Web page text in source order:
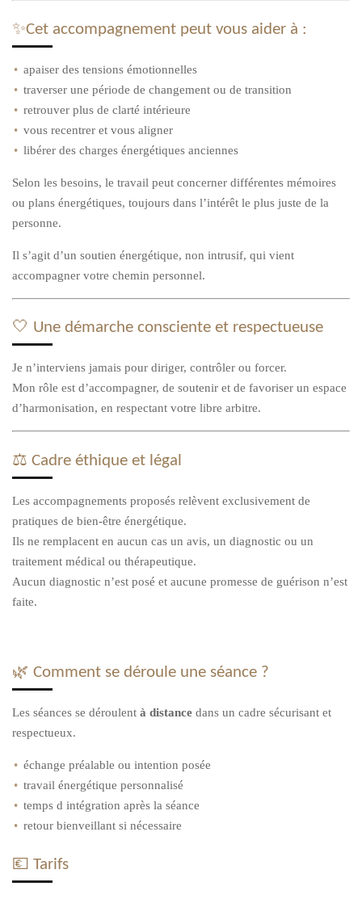
✨Cet accompagnement peut vous aider à :
apaiser des tensions émotionnelles
traverser une période de changement ou de transition
retrouver plus de clarté intérieure
vous recentrer et vous aligner
libérer des charges énergétiques anciennes
Selon les besoins, le travail peut concerner différentes mémoires
ou plans énergétiques, toujours dans l’intérêt le plus juste de la
personne.
Il s’agit d’un soutien énergétique, non intrusif, qui vient
accompagner votre chemin personnel.
🤍 Une démarche consciente et respectueuse
Je n’interviens jamais pour diriger, contrôler ou forcer.
Mon rôle est d’accompagner, de soutenir et de favoriser un espace
d’harmonisation, en respectant votre libre arbitre.
⚖️ Cadre éthique et légal
Les accompagnements proposés relèvent exclusivement de
pratiques de bien-être énergétique.
Ils ne remplacent en aucun cas un avis, un diagnostic ou un
traitement médical ou thérapeutique.
Aucun diagnostic n’est posé et aucune promesse de guérison n’est
faite.
🌿 Comment se déroule une séance ?
Les séances se déroulent à distance dans un cadre sécurisant et
respectueux.
échange préalable ou intention posée
travail énergétique personnalisé
temps d intégration après la séance
retour bienveillant si nécessaire
💶 Tarifs